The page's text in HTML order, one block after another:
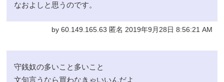
なおよしと思うのです。
by 60.149.165.63 匿名 2019年9月28日 8:56:21 AM
守銭奴の多いこと多いこと
文句言うなら買わなきゃいいんだよ